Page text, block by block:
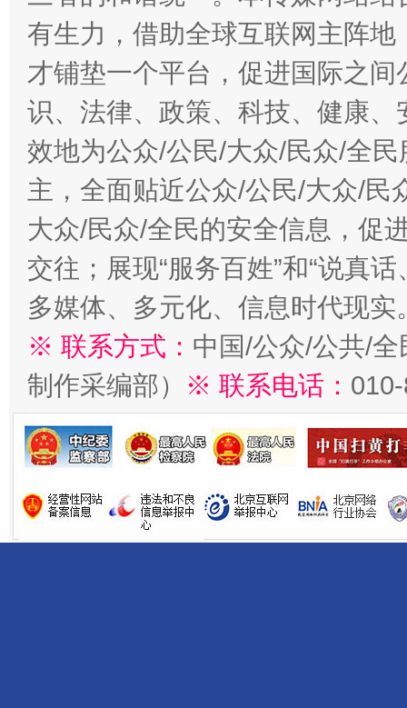
有生力，借助全球互联网主阵
才铺垫一个平台，促进国际之
识、法律、政策、科技、健康
效地为公众/公民/大众/民众/全
主，全面贴近公众/公民/大众/民
大众/民众/全民的安全信息，促
交往；展现“服务百姓”和“说真
多媒体、多元化、信息时代现实
※ 联系方式： 中国/公众/公共/
制作采编部）
※ 联系电话：